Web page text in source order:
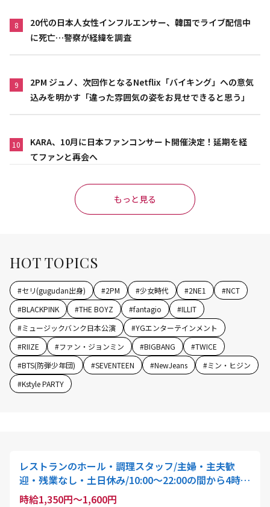
8
20代の日本人女性インフルエンサー、韓国でライブ配信中
に死亡…警察が経緯を調査
9
2PM ジュノ、次回作となるNetflix「バイキング」への意気
込みを明かす「違った雰囲気の姿をお見せできると思う」
10
KARA、10月に日本ファンコンサート開催決定！延期を経
てファンと再会へ
もっと見る
HOT TOPICS
#セリ(gugudan出身) #2PM #少女時代 #2NE1 #NCT
#BLACKPINK #THE BOYZ #fantagio #ILLIT
#ミュージックバンク日本公演 #YGエンターテインメント
#RIIZE #ファン・ジョンミン #BIGBANG #TWICE
#BTS(防弾少年団) #SEVENTEEN #NewJeans #ミン・ヒジン
#Kstyle PARTY
レストランのホール・調理スタッフ/主婦・主夫歓
迎・残業なし・土日休み/10:00〜22:00の間から4時
間〜就業可能/スタッフ・アクティオ
時給1,350円～1,600円